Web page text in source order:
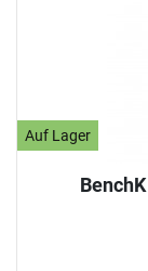
Auf Lager